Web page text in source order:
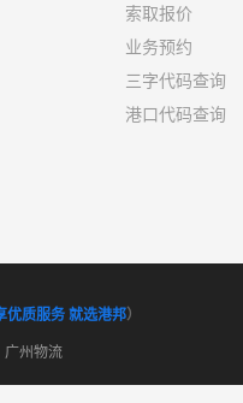
索取报价
业务预约
三字代码查询
港口代码查询
优质服务 就选港邦）
广州物流